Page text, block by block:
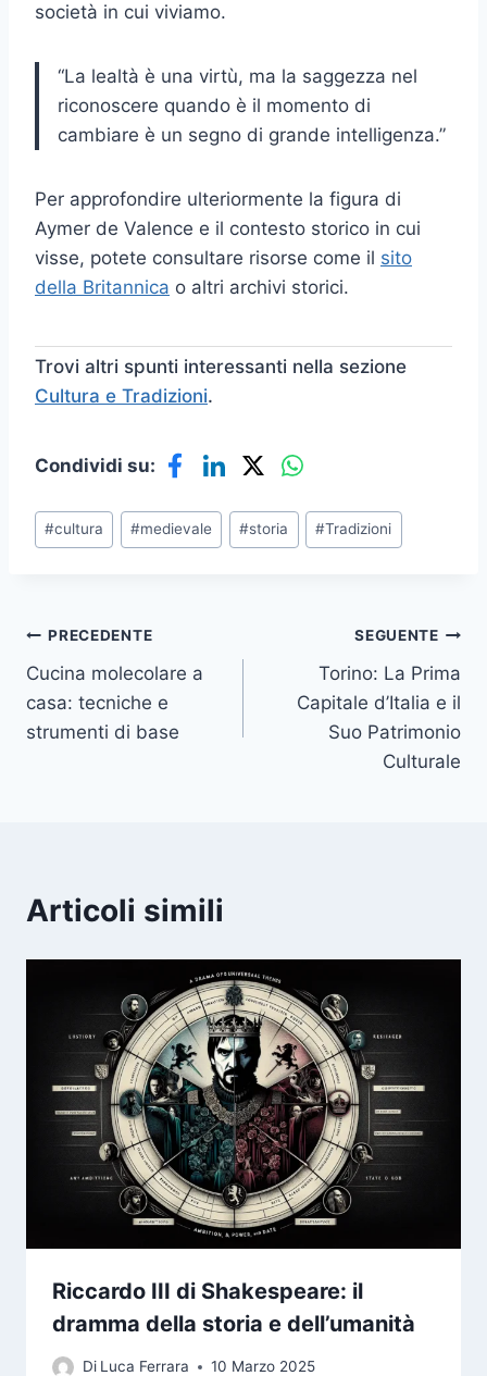
società in cui viviamo.
“La lealtà è una virtù, ma la saggezza nel
riconoscere quando è il momento di
cambiare è un segno di grande intelligenza.”
Per approfondire ulteriormente la figura di
Aymer de Valence e il contesto storico in cui
visse, potete consultare risorse come il sito
della Britannica o altri archivi storici.
Trovi altri spunti interessanti nella sezione
Cultura e Tradizioni.
Condividi su:
Tag
articolo:
#cultura #medievale #storia #Tradizioni
Navigazione
articoli
PRECEDENTE
Cucina molecolare a
casa: tecniche e
strumenti di base
SEGUENTE
Torino: La Prima
Capitale d’Italia e il
Suo Patrimonio
Culturale
Articoli simili
Riccardo III di Shakespeare: il
dramma della storia e dell’umanità
Di Luca Ferrara 10 Marzo 2025